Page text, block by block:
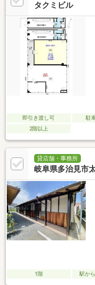
タクミビル
即引き渡し可 駐
2階以上
貸店舗・事務所
岐阜県多治見市
1階 駅か